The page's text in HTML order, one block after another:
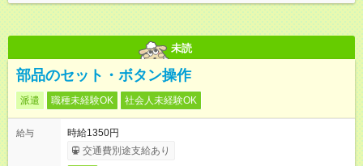
未読
部品のセット・ボタン操作
派遣 職種未経験OK 社会人未経験OK
給与
時給1350円
交通費別途支給あり